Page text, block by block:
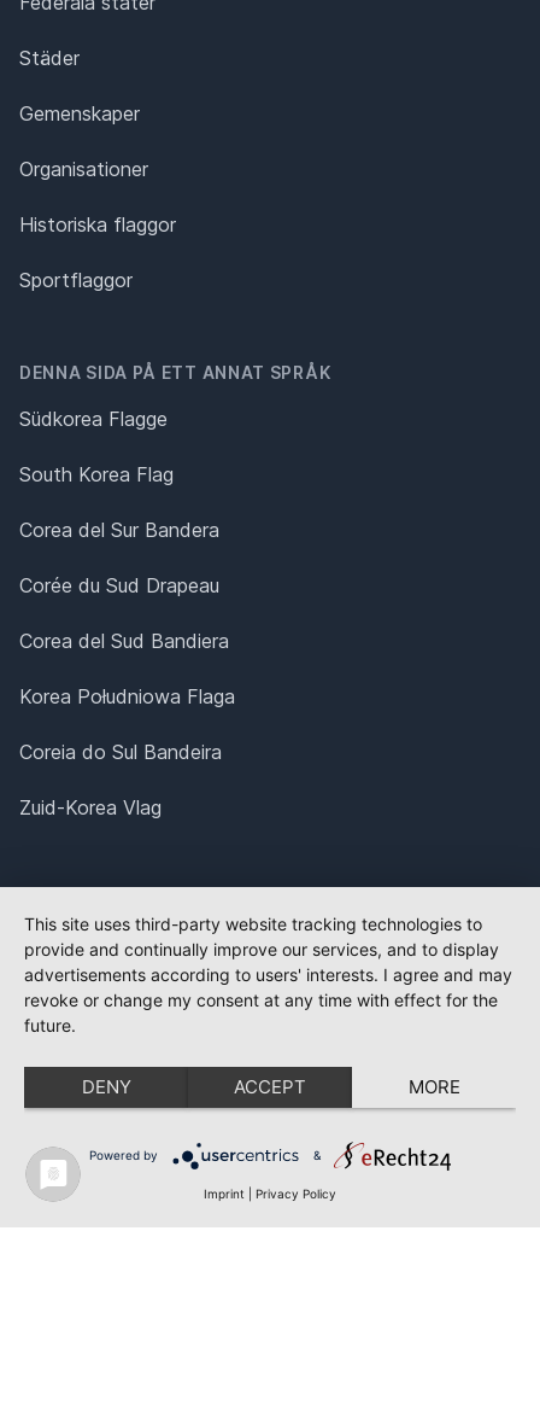
Städer
Gemenskaper
Organisationer
Historiska flaggor
Sportflaggor
DENNA SIDA PÅ ETT ANNAT SPRÅK
Südkorea Flagge
South Korea Flag
Corea del Sur Bandera
Corée du Sud Drapeau
Corea del Sud Bandiera
Korea Południowa Flaga
Coreia do Sul Bandeira
Zuid-Korea Vlag
This site uses third-party website tracking technologies to
provide and continually improve our services, and to display
advertisements according to users' interests. I agree and may
revoke or change my consent at any time with effect for the
future.
DENY ACCEPT MORE
Powered by &
Imprint Privacy Policy